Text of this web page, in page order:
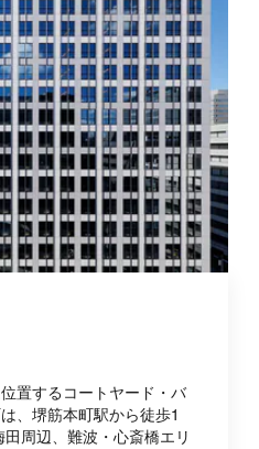
置するコートヤード・バ
、堺筋本町駅から徒歩1
周辺、難波・心斎橋エリ